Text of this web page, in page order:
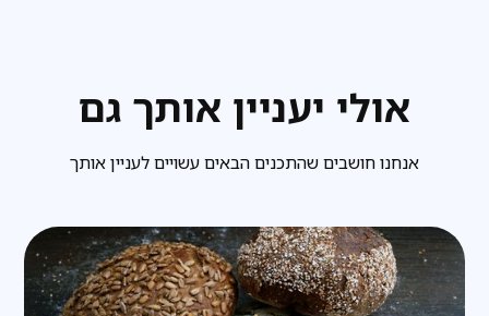
אולי יעניין אותך גם
אנחנו חושבים שהתכנים הבאים עשויים לעניין אותך